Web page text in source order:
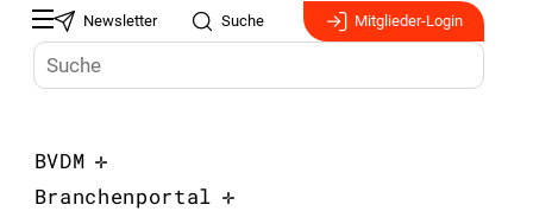
Newsletter Suche Mitglieder-Login
BVDM
Branchenportal